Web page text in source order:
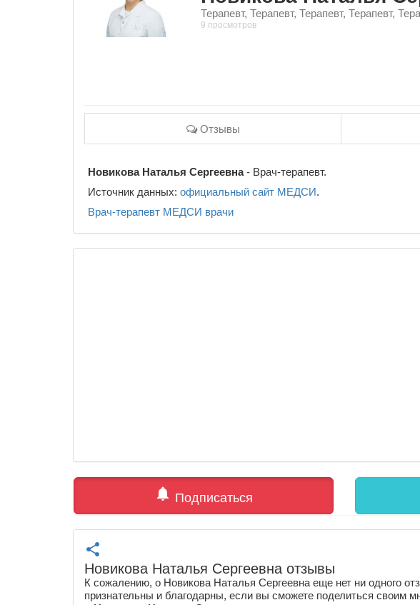
Терапевт, Терапевт, Терапевт, Терапевт,
9 просмотров
Отзывы
Новикова Наталья Сергеевна- Врач-терапевт.
Источник данных: официальный сайт МЕДСИ.
Врач-терапевт МЕДСИ врачи
notifications Подписаться
share
Новикова Наталья Сергеевна отзывы
К сожалению, о Новикова Наталья Сергеевна еще нет ни одного
признательны и благодарны, если вы сможете поделиться своим